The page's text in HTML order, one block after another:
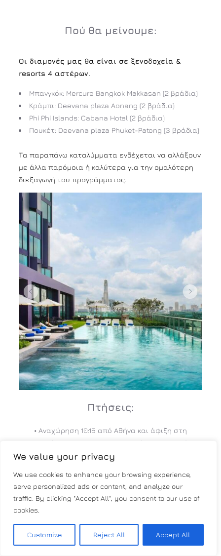
We value your privacy
We use cookies to enhance your browsing experience,
serve personalized ads or content, and analyze our
traffic. By clicking "Accept All", you consent to our use of
cookies.
Customize Reject All Accept All
Πού θα μείνουμε:
Οι διαμονές μας θα είναι σε ξενοδοχεία &
resorts 4 αστέρων.
Μπανγκόκ: Mercure Bangkok Makkasan (2 βράδια)
Κράμπι: Deevana plaza Aonang (2 βράδια)
Phi Phi Islands: Cabana Hotel (2 βράδια)
Πουκέτ: Deevana plaza Phuket-Patong (3 βράδια)
Τα παραπάνω καταλύμματα ενδέχεται να αλλάξουν
με άλλα παρόμοια ή καλύτερα για την ομαλότερη
διεξαγωγή του προγράμματος.
Πτήσεις:
• Αναχώρηση 10:15 από Αθήνα και άφιξη στη
Μπανγκόκ στις 08:15 με Scoot (Στάση Σιγκαπούρη
3ω20λ)
Αθήνα στις 08:45 την επόμενη ημέρα με Scoot
(Στάση Σιγκαπούρη 12ω50λ που θα βγούμε για
βόλτα στην πόλη)